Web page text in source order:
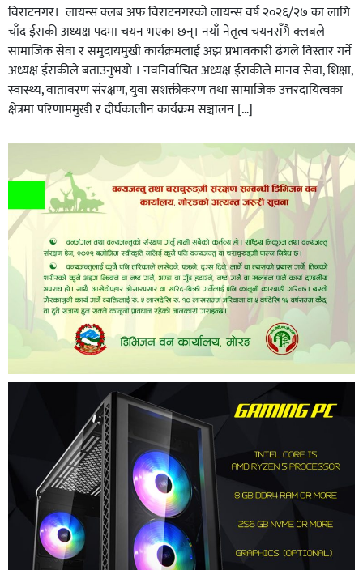
विराटनगर। लायन्स क्लब अफ विराटनगरको लायन्स वर्ष २०२६/२७ का लागि
चाँद ईराकी अध्यक्ष पदमा चयन भएका छन्। नयाँ नेतृत्व चयनसँगै क्लबले
सामाजिक सेवा र समुदायमुखी कार्यक्रमलाई अझ प्रभावकारी ढंगले विस्तार गर्ने
अध्यक्ष ईराकीले बताउनुभयो । नवनिर्वाचित अध्यक्ष ईराकीले मानव सेवा, शिक्षा,
स्वास्थ्य, वातावरण संरक्षण, युवा सशक्तीकरण तथा सामाजिक उत्तरदायित्वका
क्षेत्रमा परिणाममुखी र दीर्घकालीन कार्यक्रम सञ्चालन […]